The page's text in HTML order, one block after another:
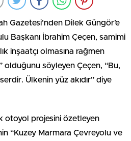
Gazetesi’nden Dilek Güngör’e
Başkanı İbrahim Çeçen, samimi
inşaatçı olmasına rağmen
olduğunu söyleyen Çeçen, “Bu,
Ülkenin yüz akıdır” diye
otoyol projesini özetleyen
“Kuzey Marmara Çevreyolu ve